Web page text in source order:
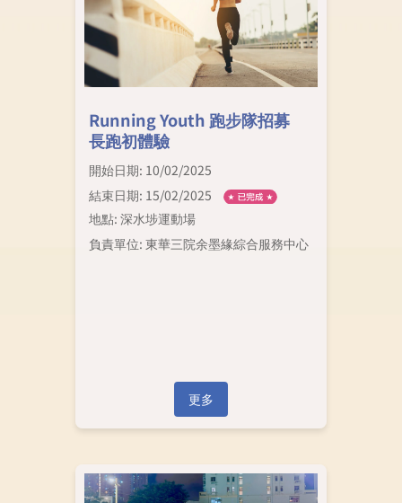
Running Youth 跑步隊招募
長跑初體驗
開始日期: 10/02/2025
結束日期: 15/02/2025
地點: 深水埗運動場
負責單位: 東華三院余墨緣綜合服務中心
更多